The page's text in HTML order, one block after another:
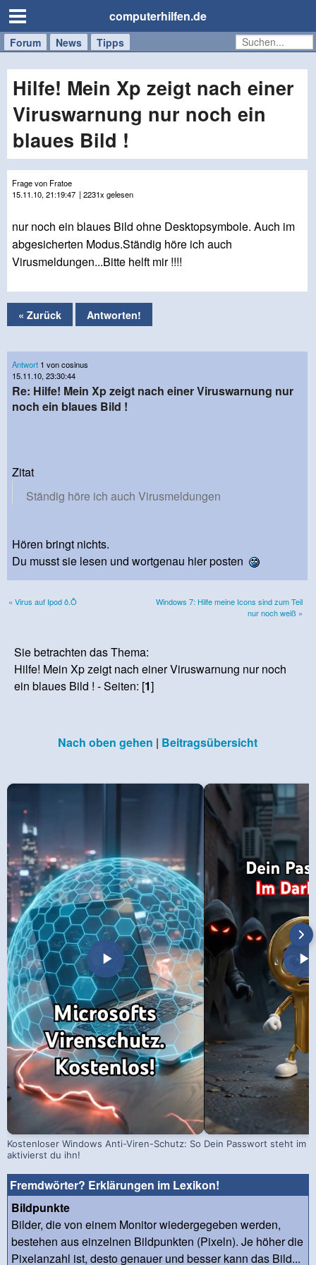
computerhilfen.de
Forum News Tipps
Handy
Tablet
Windows
Mac
Hilfe! Mein Xp zeigt nach einer
Viruswarnung nur noch ein
blaues Bild !
Frage von Fratoe
15.11.10, 21:19:47 | 2231x gelesen
nur noch ein blaues Bild ohne Desktopsymbole. Auch im
abgesicherten Modus.Ständig höre ich auch
Virusmeldungen...Bitte helft mir !!!!
« Zurück Antworten!
Antwort 1 von cosinus
15.11.10, 23:30:44
Re: Hilfe! Mein Xp zeigt nach einer Viruswarnung nur
noch ein blaues Bild !
Zitat
Ständig höre ich auch Virusmeldungen
Hören bringt nichts.
Du musst sie lesen und wortgenau hier posten
« Virus auf Ipod ô.Ô
Windows 7: Hilfe meine Icons sind zum Teil
nur noch weiß »
Sie betrachten das Thema:
Hilfe! Mein Xp zeigt nach einer Viruswarnung nur noch
ein blaues Bild ! - Seiten: [1]
Nach oben gehen | Beitragsübersicht
Kostenloser Windows Anti-Viren-Schutz: So
aktivierst du ihn!
Dein Passwort steht im
Fremdwörter? Erklärungen im Lexikon!
Bildpunkte
Bilder, die von einem Monitor wiedergegeben werden,
bestehen aus einzelnen Bildpunkten (Pixeln). Je höher die
Pixelanzahl ist, desto genauer und besser kann das Bild...